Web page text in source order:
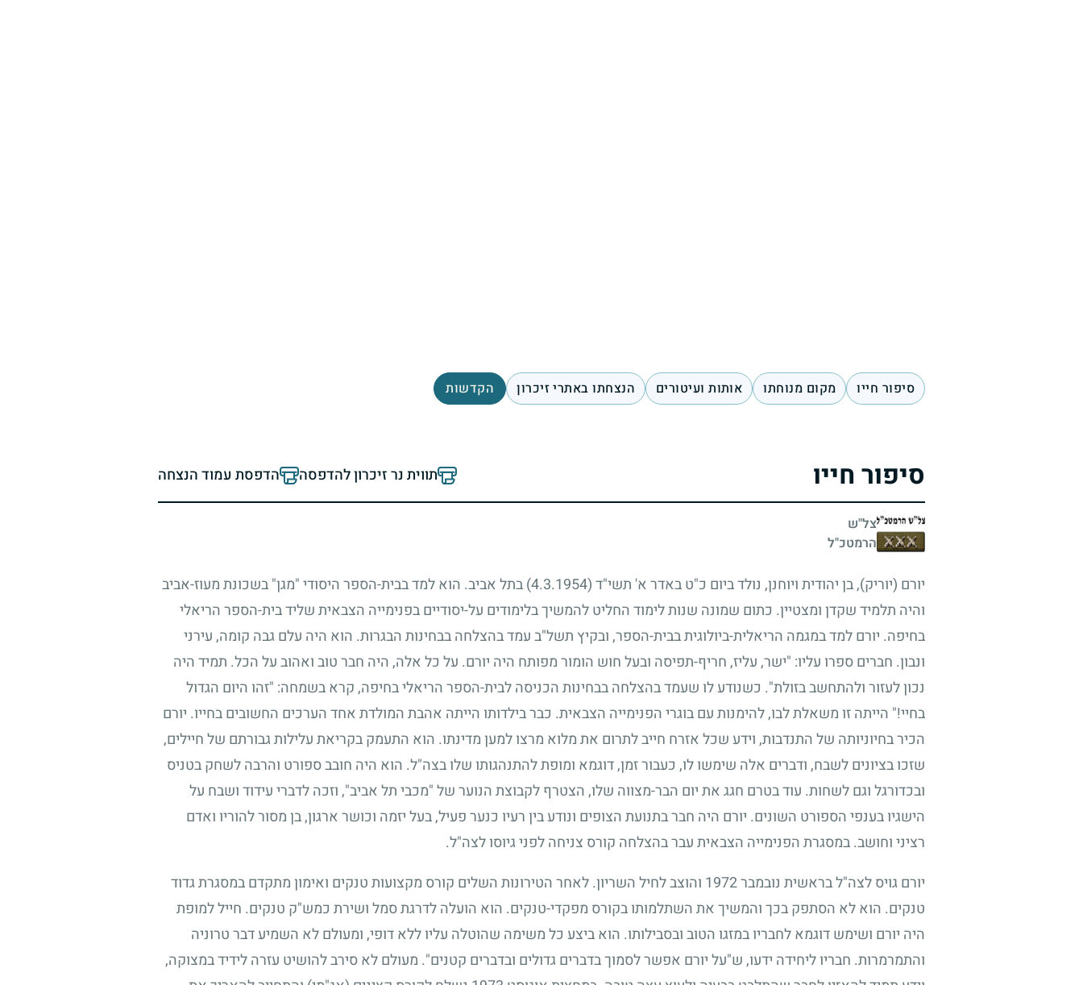
סיפור חייו מקום מנוחתו אותות ועיטורים הנצחתו באתרי זיכרון הקדשות
סיפור חייו תווית נר זיכרון להדפסה הדפסת עמוד הנצחה
צל"ש
הרמטכ"ל
יורם (יוריק), בן יהודית ויוחנן, נולד ביום כ"ט באדר א' תשי"ד(4.3.1954)
בתל אביב. הוא למד בבית-הספר היסודי "מגן" בשכונת מעוז-אביב
והיה תלמיד שקדן ומצטיין. כתום שמונה שנות לימוד החליט להמשיך בלימודים על-יסודיים בפנימייה הצבאית שליד בית-הספר הריאלי
בחיפה. יורם למד במגמה הריאלית-ביולוגית בבית-הספר, ובקיץ תשל"ב עמד בהצלחה בבחינות הבגרות. הוא היה עלם גבה קומה, עירני
ונבון. חברים ספרו עליו: "ישר, עליז, חריף-תפיסה ובעל חוש הומור מפותח היה יורם. על כל אלה, היה חבר טוב ואהוב על הכל. תמיד היה
נכון לעזור ולהתחשב בזולת". כשנודע לו שעמד בהצלחה בבחינות הכניסה לבית-הספר הריאלי בחיפה, קרא בשמחה: "זהו היום הגדול
בחיי!" הייתה זו משאלת לבו, להימנות עם בוגרי הפנימייה הצבאית. כבר בילדותו הייתה אהבת המולדת אחד הערכים החשובים בחייו. יורם
הכיר בחיוניותה של התנדבות, וידע שכל אזרח חייב לתרום את מלוא מרצו למען מדינתו. הוא התעמק בקריאת עלילות גבורתם של חיילים,
שזכו בציונים לשבח, ודברים אלה שימשו לו, כעבור זמן, דוגמא ומופת להתנהגותו שלו בצה"ל. הוא היה חובב ספורט והרבה לשחק בטניס
ובכדורגל וגם לשחות. עוד בטרם חגג את יום הבר-מצווה שלו, הצטרף לקבוצת הנוער של "מכבי תל אביב", וזכה לדברי עידוד ושבח על
הישגיו בענפי הספורט השונים. יורם היה חבר בתנועת הצופים ונודע בין רעיו כנער פעיל, בעל יזמה וכושר ארגון, בן מסור להוריו ואדם
רציני וחושב. במסגרת הפנימייה הצבאית עבר בהצלחה קורס צניחה לפני גיוסו לצה"ל.
יורם גויס לצה"ל בראשית נובמבר1972 והוצב לחיל השריון. לאחר הטירונות השלים קורס מקצועות טנקים ואימון מתקדם במסגרת גדוד
טנקים. הוא לא הסתפק בכך והמשיך את השתלמותו בקורס מפקדי-טנקים. הוא הועלה לדרגת סמל ושירת כמש"ק טנקים. חייל למופת
היה יורם ושימש דוגמא לחבריו במזגו הטוב ובסבילותו. הוא ביצע כל משימה שהוטלה עליו ללא דופי, ומעולם לא השמיע דבר טרוניה
והתמרמרות. חבריו ליחידה ידעו, ש"על יורם אפשר לסמוך בדברים גדולים ובדברים קטנים". מעולם לא סירב להושיט עזרה לידיד במצוקה,